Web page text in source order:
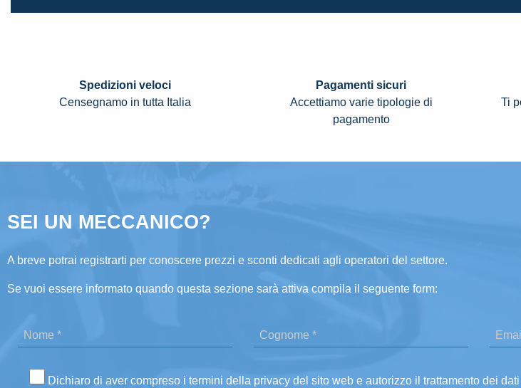
Spedizioni veloci
Censegnamo in tutta Italia
Pagamenti sicuri
Accettiamo varie tipologie di
pagamento
Ti
SEI UN MECCANICO?
A breve potrai registrarti per conoscere prezzi e sconti dedicati agli operatori del settore.
Se vuoi essere informato quando questa sezione sarà attiva compila il seguente form:
Dichiaro di aver compreso i termini della privacy del sito web e autorizzo il trattamento dei